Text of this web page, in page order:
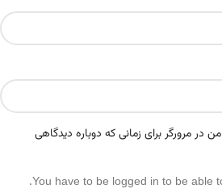
در مرورگر برای زمانی که دوباره دیدگاهی
You have to be logged in to be able